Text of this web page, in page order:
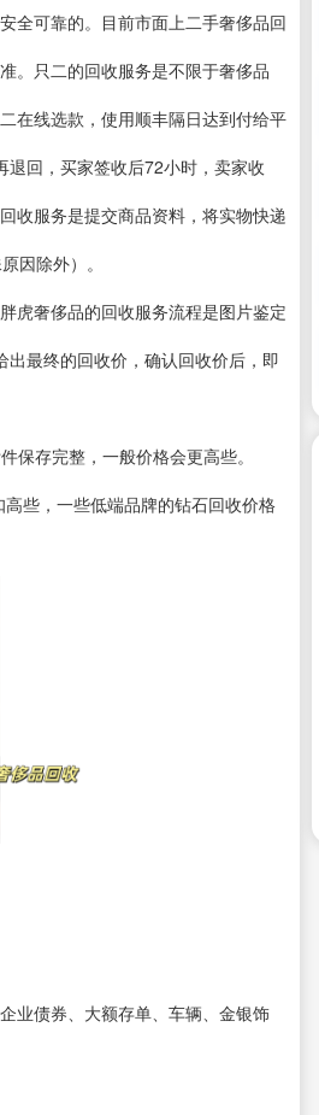
全可靠的。目前市面上二手奢侈品回
。只二的回收服务是不限于奢侈品
在线选款，使用顺丰隔日达到付给平
回，买家签收后72小时，卖家收
收服务是提交商品资料，将实物快递
因除外）。
虎奢侈品的回收服务流程是图片鉴定
最终的回收价，确认回收价后，即
保存完整，一般价格会更高些。
些，一些低端品牌的钻石回收价格
业债券、大额存单、车辆、金银饰